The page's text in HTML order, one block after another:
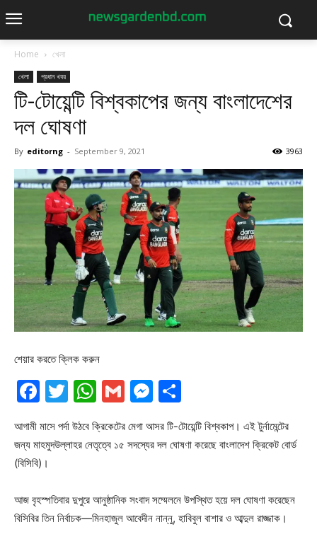
Home খেলা
খেলা প্রধান খবর
টি-টোয়েন্টি বিশ্বকাপের জন্য বাংলাদেশের
দল ঘোষণা
By editorng - September 9, 2021 3963
শেয়ার করতে ক্লিক করুন
Facebook
Twitter
WhatsApp
GmailMessenger
আগামী মাসে পর্দা উঠবে ক্রিকেটের মেগা আসর টি-টোয়েন্টি বিশ্বকাপ। এই টুর্নামেন্টের
জন্য মাহমুদউল্লাহর নেতৃত্বে ১৫ সদস্যের দল ঘোষণা করেছে বাংলাদেশ ক্রিকেট বোর্ড
(বিসিবি)।
আজ বৃহস্পতিবার দুপুরে আনুষ্ঠানিক সংবাদ সম্মেলনে উপস্থিত হয়ে দল ঘোষণা করেছেন
বিসিবির তিন নির্বাচক—মিনহাজুল আবেদীন নান্নু, হাবিবুল বাশার ও আব্দুল রাজ্জাক।